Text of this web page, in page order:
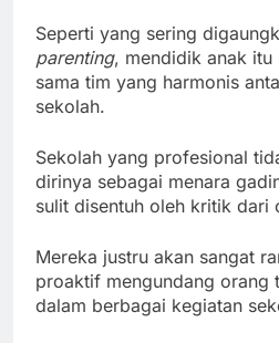
Seperti yang sering
parenting, mendidik anak itu
sama tim yang harmonis
sekolah.
Sekolah yang profesional
dirinya sebagai menara
sulit disentuh oleh kritik dari
Mereka justru akan sangat
proaktif mengundang orang
dalam berbagai kegiatan